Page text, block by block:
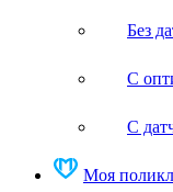
Без
С
С
Моя